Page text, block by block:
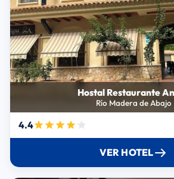
Hostal Restaurante
Río Madera de Abajo
4.4
VER HOTEL